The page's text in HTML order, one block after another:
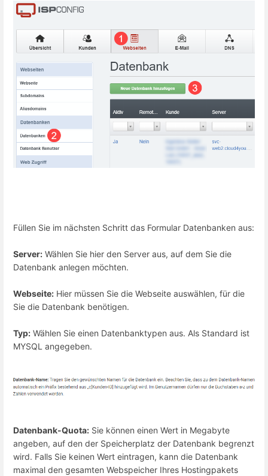
Füllen Sie im nächsten Schritt das Formular Datenbanken aus:
Server: Wählen Sie hier den Server aus, auf dem Sie die
Datenbank anlegen möchten.
Webseite: Hier müssen Sie die Webseite auswählen, für die
Sie die Datenbank benötigen.
Typ: Wählen Sie einen Datenbanktypen aus. Als Standard ist
MYSQL angegeben.
Datenbank-Quota: Sie können einen Wert in Megabyte
angeben, auf den der Speicherplatz der Datenbank begrenzt
wird. Falls Sie keinen Wert eintragen, kann die Datenbank
maximal den gesamten Webspeicher Ihres Hostingpakets